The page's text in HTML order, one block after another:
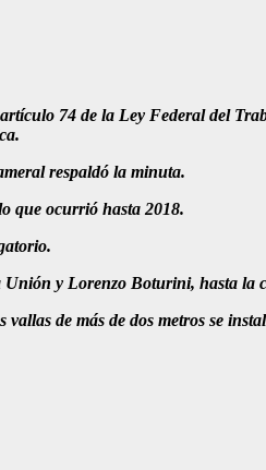
74 de la Ley Federal del
respaldó la minuta.
que ocurrió hasta 2018.
Unión y Lorenzo Boturini, hasta la
de más de dos metros se